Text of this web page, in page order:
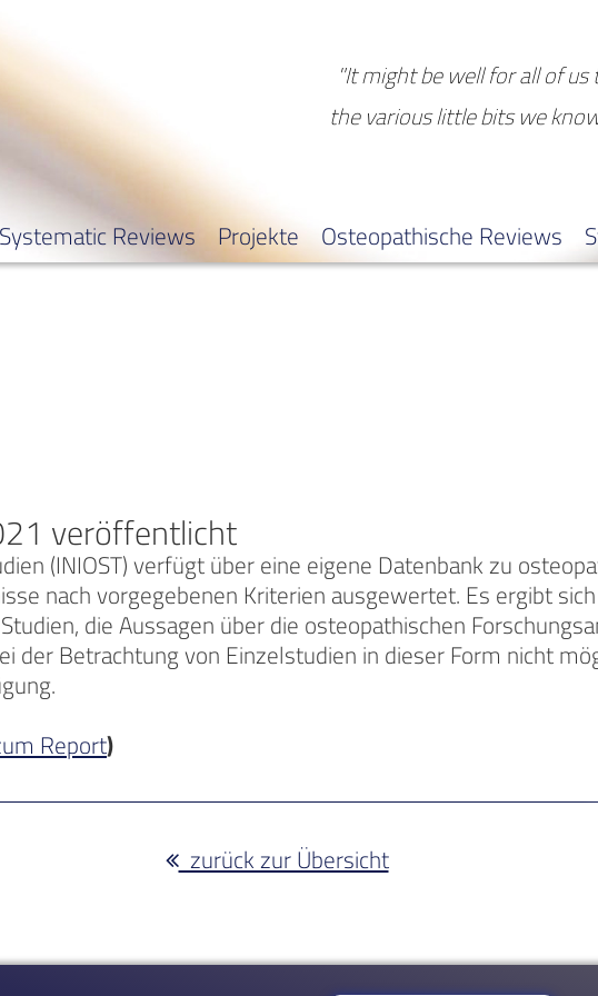
"It might be well for all of
the various little bits we
Osteopathische Reviews
Projekte
Systematic Reviews
veröffentlicht
(INIOST) verfügt über eine eigene Datenbank zu
nach vorgegebenen Kriterien ausgewertet. Es ergibt
die Aussagen über die osteopathischen
der Betrachtung von Einzelstudien in dieser Form nicht
Report)
zurück zur Übersicht